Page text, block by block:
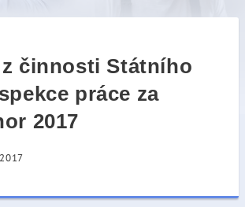
činnosti Státního
práce za
2017